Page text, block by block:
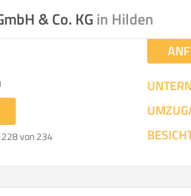
& Co. KGin Hilden
von 234